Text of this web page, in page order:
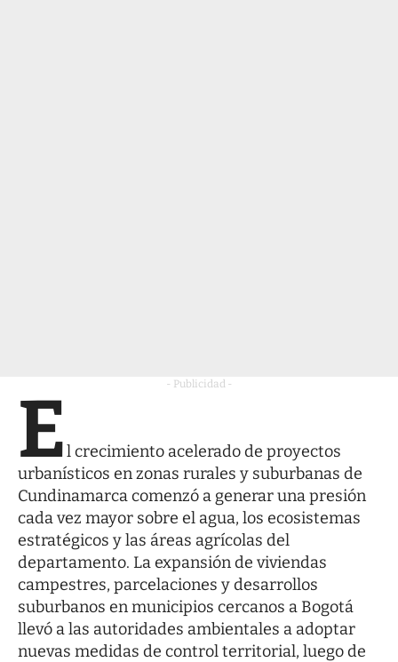
- Publicidad -
El crecimiento acelerado de proyectos
urbanísticos en zonas rurales y suburbanas de
Cundinamarca comenzó a generar una presión
cada vez mayor sobre el agua, los ecosistemas
estratégicos y las áreas agrícolas del
departamento. La expansión de viviendas
campestres, parcelaciones y desarrollos
suburbanos en municipios cercanos a Bogotá
llevó a las autoridades ambientales a adoptar
nuevas medidas de control territorial, luego de